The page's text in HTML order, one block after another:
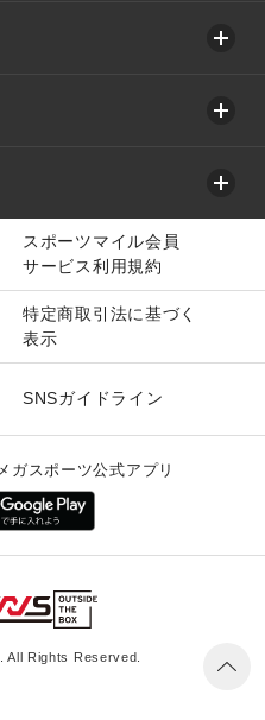
スポーツマイル会員
サービス利用規約
特定商取引法に基づく
表示
SNSガイドライン
ガスポーツ公式アプリ
Rights Reserved.